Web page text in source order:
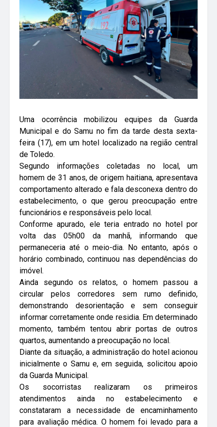
Uma ocorrência mobilizou equipes da Guarda
Municipal e do Samu no fim da tarde desta sexta-
feira (17), em um hotel localizado na região central
de Toledo.
Segundo informações coletadas no local, um
homem de 31 anos, de origem haitiana, apresentava
comportamento alterado e fala desconexa dentro do
estabelecimento, o que gerou preocupação entre
funcionários e responsáveis pelo local.
Conforme apurado, ele teria entrado no hotel por
volta das 05h00 da manhã, informando que
permaneceria até o meio-dia. No entanto, após o
horário combinado, continuou nas dependências do
imóvel.
Ainda segundo os relatos, o homem passou a
circular pelos corredores sem rumo definido,
demonstrando desorientação e sem conseguir
informar corretamente onde residia. Em determinado
momento, também tentou abrir portas de outros
quartos, aumentando a preocupação no local.
Diante da situação, a administração do hotel acionou
inicialmente o Samu e, em seguida, solicitou apoio
da Guarda Municipal.
Os socorristas realizaram os primeiros
atendimentos ainda no estabelecimento e
constataram a necessidade de encaminhamento
para avaliação médica. O homem foi levado para a